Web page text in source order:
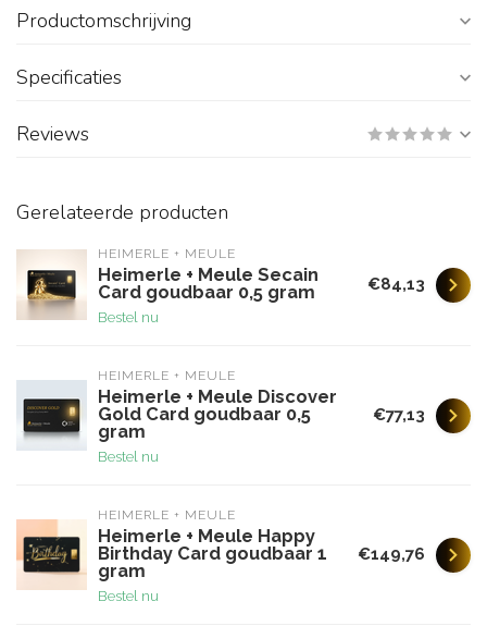
Productomschrijving
Specificaties
Reviews
Gerelateerde producten
HEIMERLE + MEULE
Heimerle + Meule Secain
Card goudbaar 0,5 gram
Bestel nu
€84,13
HEIMERLE + MEULE
Heimerle + Meule Discover
Gold Card goudbaar 0,5
gram
Bestel nu
€77,13
HEIMERLE + MEULE
Heimerle + Meule Happy
Birthday Card goudbaar 1
gram
Bestel nu
€149,76